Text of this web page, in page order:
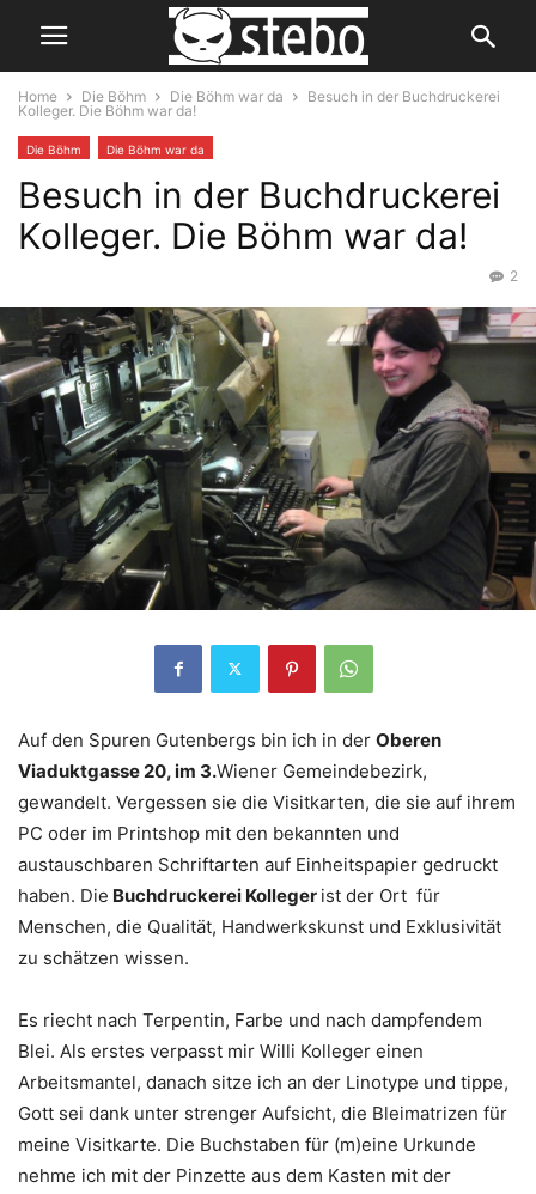
Home Die Böhm Die Böhm war da
Besuch in der Buchdruckerei
Kolleger. Die Böhm war da!
Die Böhm Die Böhm war da
Besuch in der Buchdruckerei
Kolleger. Die Böhm war da!
2
Auf den Spuren Gutenbergs bin ich in der Oberen
Viaduktgasse 20, im 3.Wiener Gemeindebezirk,
gewandelt. Vergessen sie die Visitkarten, die sie auf ihrem
PC oder im Printshop mit den bekannten und
austauschbaren Schriftarten auf Einheitspapier gedruckt
haben. Die Buchdruckerei Kolleger ist der Ort für
Menschen, die Qualität, Handwerkskunst und Exklusivität
zu schätzen wissen.
Es riecht nach Terpentin, Farbe und nach dampfendem
Blei. Als erstes verpasst mir Willi Kolleger einen
Arbeitsmantel, danach sitze ich an der Linotype und tippe,
Gott sei dank unter strenger Aufsicht, die Bleimatrizen für
meine Visitkarte. Die Buchstaben für (m)eine Urkunde
nehme ich mit der Pinzette aus dem Kasten mit der